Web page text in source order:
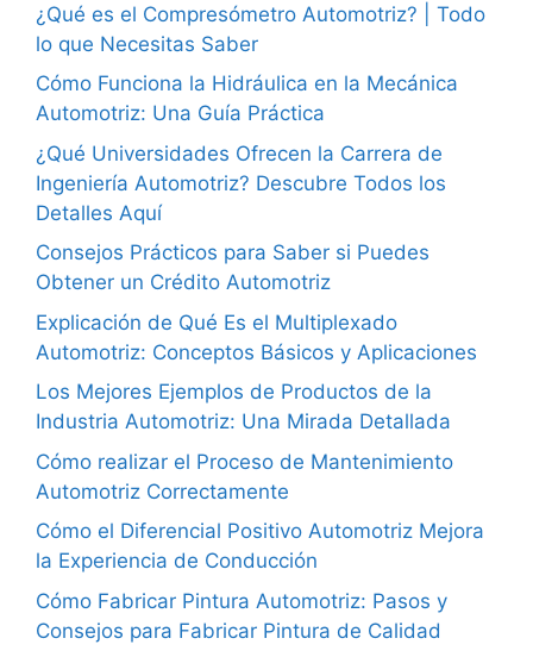
¿Qué es el Compresómetro Automotriz? | Todo
lo que Necesitas Saber
Cómo Funciona la Hidráulica en la Mecánica
Automotriz: Una Guía Práctica
¿Qué Universidades Ofrecen la Carrera de
Ingeniería Automotriz? Descubre Todos los
Detalles Aquí
Consejos Prácticos para Saber si Puedes
Obtener un Crédito Automotriz
Explicación de Qué Es el Multiplexado
Automotriz: Conceptos Básicos y Aplicaciones
Los Mejores Ejemplos de Productos de la
Industria Automotriz: Una Mirada Detallada
Cómo realizar el Proceso de Mantenimiento
Automotriz Correctamente
Cómo el Diferencial Positivo Automotriz Mejora
la Experiencia de Conducción
Cómo Fabricar Pintura Automotriz: Pasos y
Consejos para Fabricar Pintura de Calidad